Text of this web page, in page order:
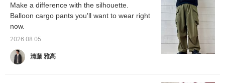
Make a difference with the silhouette.
Balloon cargo pants you'll want to wear right
now.
2026.08.05
清藤 雅高